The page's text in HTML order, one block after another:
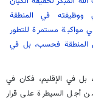
ووظيفته في المنطقة
مواكبة مستمرة للتطور
فحسب، بل في
في الإقليم، فكان في
أجل السيطرة على قرار